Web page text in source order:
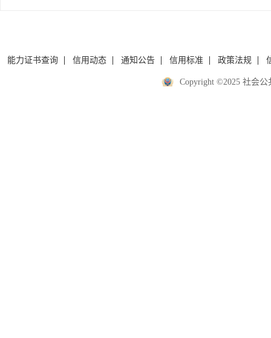
能力证书查询 信用动态 通知公告 信用标准 政策法规
Copyright ©2025 社会